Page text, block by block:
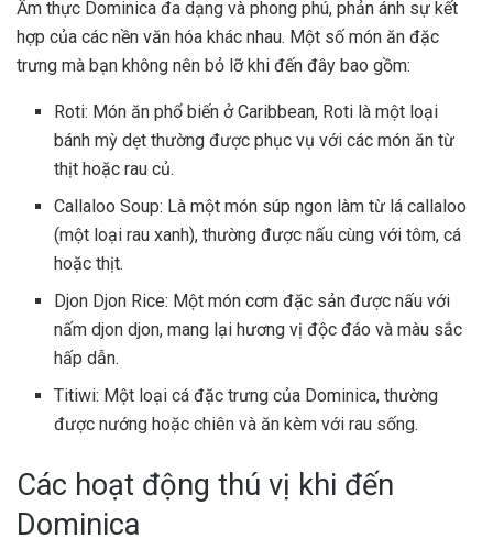
Ẩm thực Dominica đa dạng và phong phú, phản ánh sự kết
hợp của các nền văn hóa khác nhau. Một số món ăn đặc
trưng mà bạn không nên bỏ lỡ khi đến đây bao gồm:
Roti: Món ăn phổ biến ở Caribbean, Roti là một loại
bánh mỳ dẹt thường được phục vụ với các món ăn từ
thịt hoặc rau củ.
Callaloo Soup: Là một món súp ngon làm từ lá callaloo
(một loại rau xanh), thường được nấu cùng với tôm, cá
hoặc thịt.
Djon Djon Rice: Một món cơm đặc sản được nấu với
nấm djon djon, mang lại hương vị độc đáo và màu sắc
hấp dẫn.
Titiwi: Một loại cá đặc trưng của Dominica, thường
được nướng hoặc chiên và ăn kèm với rau sống.
Các hoạt động thú vị khi đến
Dominica